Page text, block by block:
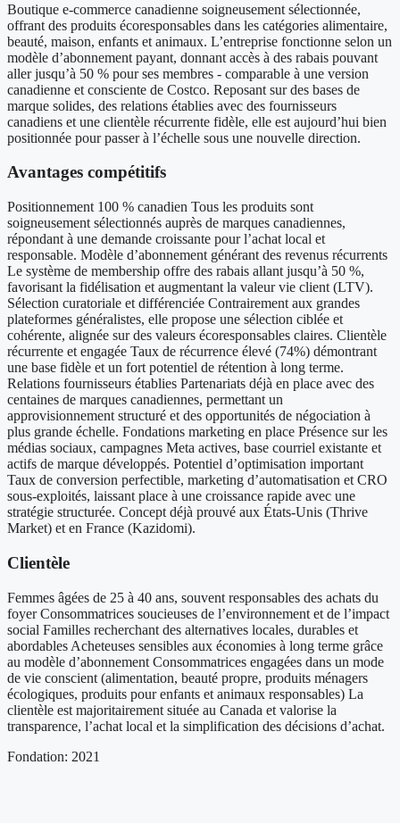
Boutique e-commerce canadienne soigneusement sélectionnée,
offrant des produits écoresponsables dans les catégories alimentaire,
beauté, maison, enfants et animaux. L’entreprise fonctionne selon un
modèle d’abonnement payant, donnant accès à des rabais pouvant
aller jusqu’à 50 % pour ses membres - comparable à une version
canadienne et consciente de Costco. Reposant sur des bases de
marque solides, des relations établies avec des fournisseurs
canadiens et une clientèle récurrente fidèle, elle est aujourd’hui bien
positionnée pour passer à l’échelle sous une nouvelle direction.
Avantages compétitifs
Positionnement 100 % canadien Tous les produits sont
soigneusement sélectionnés auprès de marques canadiennes,
répondant à une demande croissante pour l’achat local et
responsable. Modèle d’abonnement générant des revenus récurrents
Le système de membership offre des rabais allant jusqu’à 50 %,
favorisant la fidélisation et augmentant la valeur vie client (LTV).
Sélection curatoriale et différenciée Contrairement aux grandes
plateformes généralistes, elle propose une sélection ciblée et
cohérente, alignée sur des valeurs écoresponsables claires. Clientèle
récurrente et engagée Taux de récurrence élevé (74%) démontrant
une base fidèle et un fort potentiel de rétention à long terme.
Relations fournisseurs établies Partenariats déjà en place avec des
centaines de marques canadiennes, permettant un
approvisionnement structuré et des opportunités de négociation à
plus grande échelle. Fondations marketing en place Présence sur les
médias sociaux, campagnes Meta actives, base courriel existante et
actifs de marque développés. Potentiel d’optimisation important
Taux de conversion perfectible, marketing d’automatisation et CRO
sous-exploités, laissant place à une croissance rapide avec une
stratégie structurée. Concept déjà prouvé aux États-Unis (Thrive
Market) et en France (Kazidomi).
Clientèle
Femmes âgées de 25 à 40 ans, souvent responsables des achats du
foyer Consommatrices soucieuses de l’environnement et de l’impact
social Familles recherchant des alternatives locales, durables et
abordables Acheteuses sensibles aux économies à long terme grâce
au modèle d’abonnement Consommatrices engagées dans un mode
de vie conscient (alimentation, beauté propre, produits ménagers
écologiques, produits pour enfants et animaux responsables) La
clientèle est majoritairement située au Canada et valorise la
transparence, l’achat local et la simplification des décisions d’achat.
Fondation: 2021